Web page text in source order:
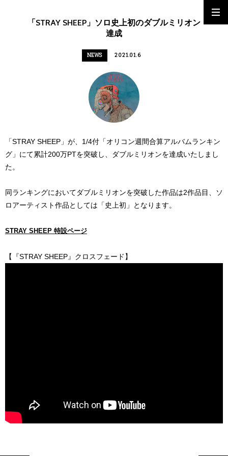
「STRAY SHEEP」ソロ史上初のダブルミリオン
達成
NEWS 2021.01.6
「STRAY SHEEP」が、1/4付「オリコン週間合算アルバムランキン
グ」にて累計200万PTを突破し、ダブルミリオンを達成いたしまし
た。
同ランキングにおいてダブルミリオンを突破した作品は2作品目、ソ
ロアーティスト作品としては「史上初」となります。
STRAY SHEEP 特設ページ
【『STRAY SHEEP』クロスフェード】